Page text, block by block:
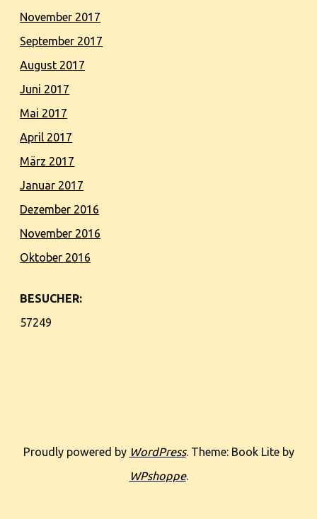
November 2017
September 2017
August 2017
Juni 2017
Mai 2017
April 2017
März 2017
Januar 2017
Dezember 2016
November 2016
Oktober 2016
BESUCHER:
57249
Proudly powered by WordPress. Theme: Book Lite by
WPshoppe.